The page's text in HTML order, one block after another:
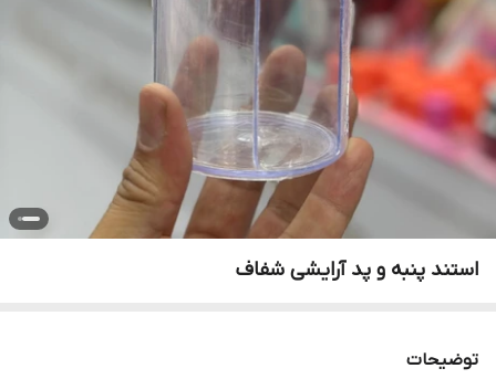
استند پنبه و پد آرایشی شفاف
توضیحات